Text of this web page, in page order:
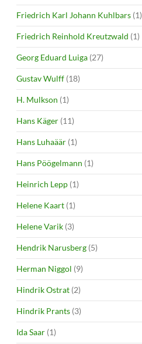
Friedrich Karl Johann Kuhlbars (1)
Friedrich Reinhold Kreutzwald (1)
Georg Eduard Luiga (27)
Gustav Wulff (18)
H. Mulkson (1)
Hans Käger (11)
Hans Luhaäär (1)
Hans Pöögelmann (1)
Heinrich Lepp (1)
Helene Kaart (1)
Helene Varik (3)
Hendrik Narusberg (5)
Herman Niggol (9)
Hindrik Ostrat (2)
Hindrik Prants (3)
Ida Saar (1)